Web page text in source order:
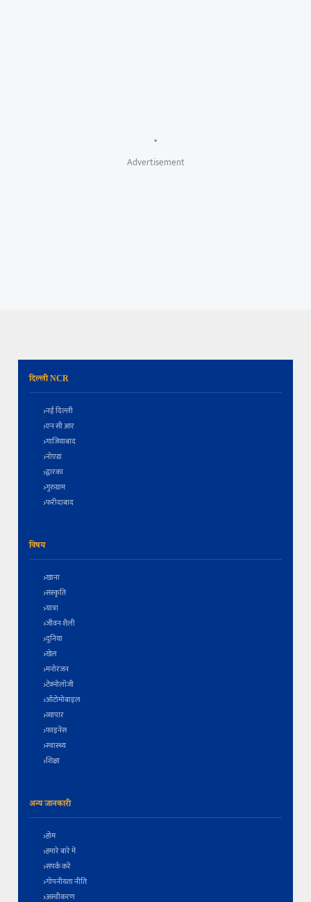
"
Advertisement
दिल्ली NCR
नई दिल्ली
एन सी आर
गाजियाबाद
नोएडा
द्वारका
गुरुग्राम
फरीदाबाद
विषय
खाना
संस्कृति
यात्रा
जीवन शैली
दुनिया
खेल
मनोरंजन
टेक्नोलॉजी
ऑटोमोबाइल
व्यापार
फाइनेंस
स्वास्थ्य
शिक्षा
अन्य जानकारी
होम
हमारे बारे में
संपर्क करें
गोपनीयता नीति
अस्वीकरण